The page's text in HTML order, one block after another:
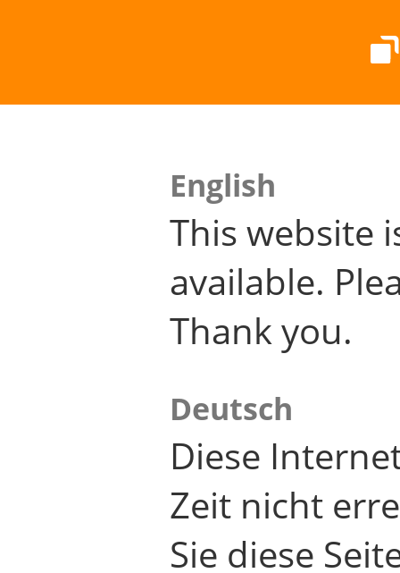
English
This website
available.
Thank you.
Deutsch
Diese
Zeit nicht
Sie diese